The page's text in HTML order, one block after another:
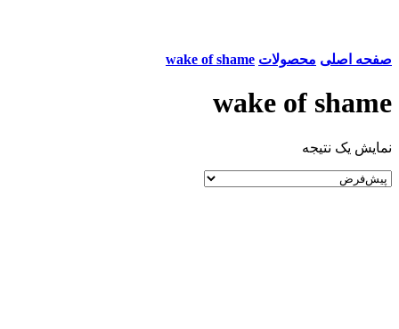
صفحه اصلی محصولات wake of shame
wake of shame
نمایش یک نتیجه